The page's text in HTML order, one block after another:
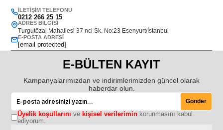
İLETIŞIM TELEFONU
0212 266 25 15
ADRES BILGISI
Turgutözal Mahallesi 37 nci Sk. No:23 Esenyurt/İstanbul
E-POSTA ADRESI
[email protected]
E-BÜLTEN KAYIT
Kampanyalarımızdan ve indirimlerimizden güncel olarak
haberdar olun.
Gönder
Üyelik koşullarını ve kişisel verileriminkorunmasını kabul
ediyorum.